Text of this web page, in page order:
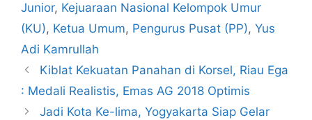
Junior, Kejuaraan Nasional Kelompok Umur
(KU), Ketua Umum, Pengurus Pusat (PP), Yus
Adi Kamrullah
Kiblat Kekuatan Panahan di Korsel, Riau Ega
: Medali Realistis, Emas AG 2018 Optimis
Jadi Kota Ke-lima, Yogyakarta Siap Gelar